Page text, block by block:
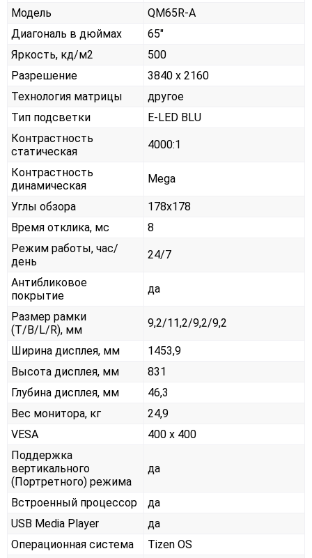
Модель
QM65R-A
Диагональ в дюймах
65"
Яркость, кд/м2
500
Разрешение
3840 x 2160
Технология матрицы
другое
Тип подсветки
E-LED BLU
Контрастность
статическая
4000:1
Контрастность
динамическая
Mega
Углы обзора
178x178
Время отклика, мс
8
Режим работы, час/
день
24/7
Антибликовое
покрытие
да
Размер рамки
(T/B/L/R), мм
9,2/11,2/9,2/9,2
Ширина дисплея, мм
1453,9
Высота дисплея, мм
831
Глубина дисплея, мм
46,3
Вес монитора, кг
24,9
VESA
400 x 400
Поддержка
вертикального
(Портретного) режима
да
Встроенный процессор
да
USB Media Player
да
Операционная система
Tizen OS